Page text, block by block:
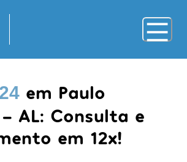
em Paulo
AL: Consulta e
em 12x!